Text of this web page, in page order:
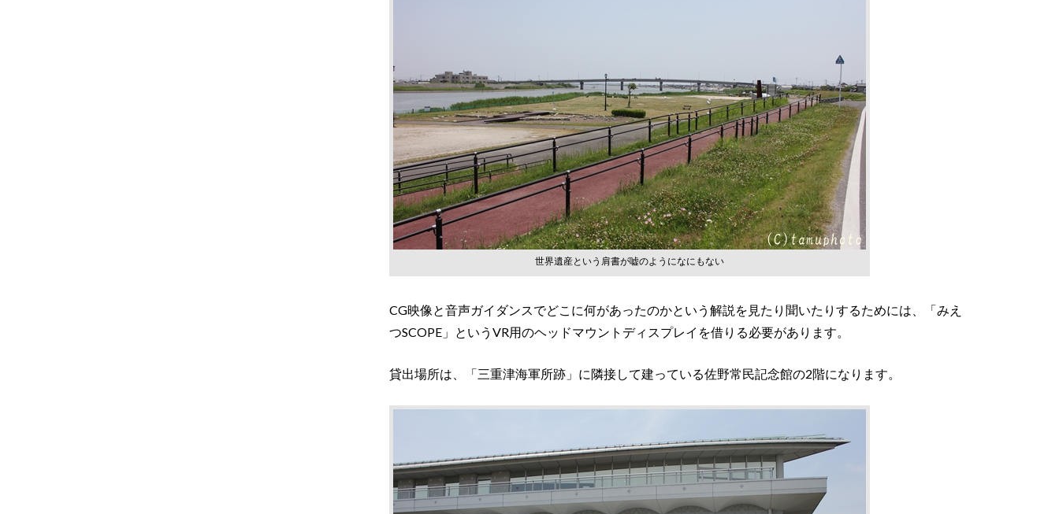
世界遺産という肩書が嘘のようになにもない
CG映像と音声ガイダンスでどこに何があったのかという解説を見たり聞いたりするためには、「みえ
つSCOPE」というVR用のヘッドマウントディスプレイを借りる必要があります。
貸出場所は、「三重津海軍所跡」に隣接して建っている佐野常民記念館の2階になります。